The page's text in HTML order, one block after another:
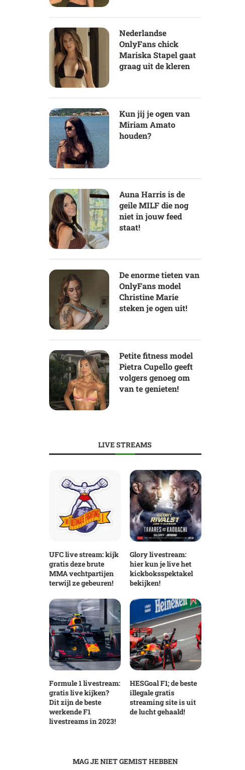
Nederlandse
OnlyFans chick
Mariska Stapel gaat
graag uit de kleren
Kun jij je ogen van
Miriam Amato
houden?
Auna Harris is de
geile MILF die nog
niet in jouw feed
staat!
De enorme tieten van
OnlyFans model
Christine Marie
steken je ogen uit!
Petite fitness model
Pietra Cupello geeft
volgers genoeg om
van te genieten!
LIVE STREAMS
UFC live stream: kijk
gratis deze brute
MMA vechtpartijen
terwijl ze gebeuren!
Glory livestream:
hier kun je live het
kickboksspektakel
bekijken!
Formule 1 livestream:
gratis live kijken?
Dit zijn de beste
werkende F1
livestreams in 2023!
HESGoal F1; de beste
illegale gratis
streaming site is uit
de lucht gehaald!
MAG JE NIET GEMIST HEBBEN